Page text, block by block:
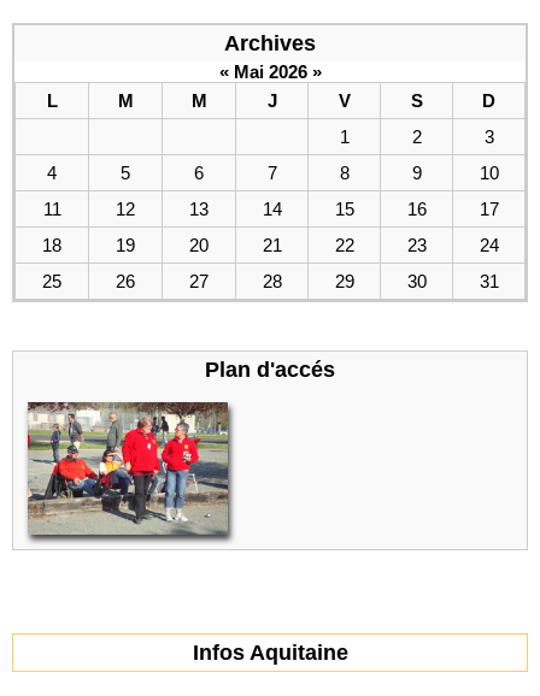
Archives
« Mai 2026 »
L
M M J V S
D
1
2
3
4
5 6 7 8 9
10
11
12 13 14 15 16
17
18
19 20 21 22 23
24
25
26 27 28 29 30 31
Plan d'accés
Infos Aquitaine